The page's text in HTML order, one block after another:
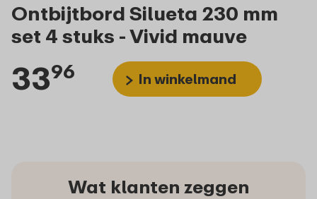
Ontbijtbord Silueta 230 mm
set 4 stuks - Vivid mauve
3396 In winkelmand
Wat klanten zeggen